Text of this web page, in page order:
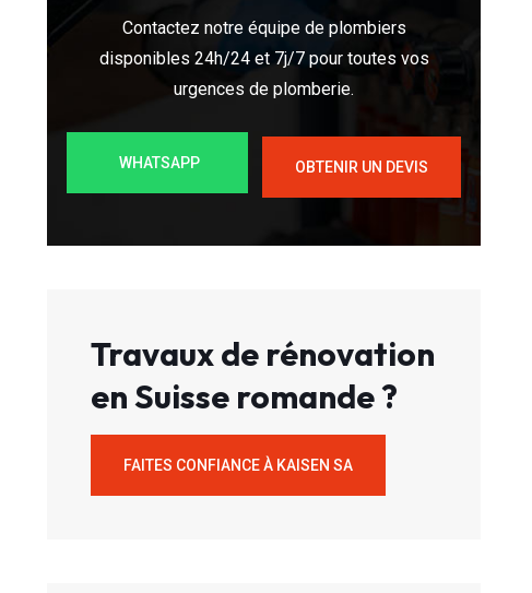
Contactez notre équipe de plombiers
disponibles 24h/24 et 7j/7 pour toutes vos
urgences de plomberie.
WHATSAPP OBTENIR UN DEVIS
Travaux de rénovation
en Suisse romande ?
FAITES CONFIANCE À KAISEN SA